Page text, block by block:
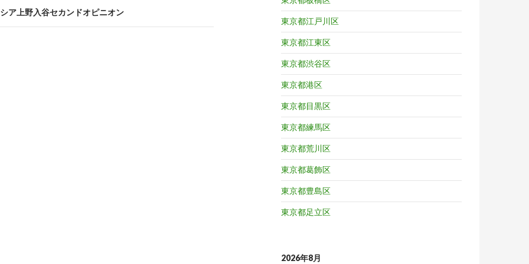
ア上野入谷セカンドオピニオン
東京都江戸川区
東京都江東区
東京都渋谷区
東京都港区
東京都目黒区
東京都練馬区
東京都荒川区
東京都葛飾区
東京都豊島区
東京都足立区
2026年8月